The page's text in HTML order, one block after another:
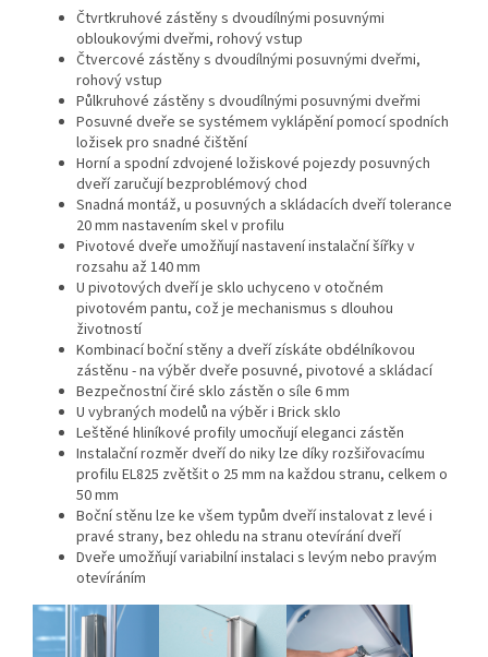
Čtvrtkruhové zástěny s dvoudílnými posuvnými
obloukovými dveřmi, rohový vstup
Čtvercové zástěny s dvoudílnými posuvnými dveřmi,
rohový vstup
Půlkruhové zástěny s dvoudílnými posuvnými dveřmi
Posuvné dveře se systémem vyklápění pomocí spodních
ložisek pro snadné čištění
Horní a spodní zdvojené ložiskové pojezdy posuvných
dveří zaručují bezproblémový chod
Snadná montáž, u posuvných a skládacích dveří tolerance
20 mm nastavením skel v profilu
Pivotové dveře umožňují nastavení instalační šířky v
rozsahu až 140 mm
U pivotových dveří je sklo uchyceno v otočném
pivotovém pantu, což je mechanismus s dlouhou
životností
Kombinací boční stěny a dveří získáte obdélníkovou
zástěnu - na výběr dveře posuvné, pivotové a skládací
Bezpečnostní čiré sklo zástěn o síle 6 mm
U vybraných modelů na výběr i Brick sklo
Leštěné hliníkové profily umocňují eleganci zástěn
Instalační rozměr dveří do niky lze díky rozšiřovacímu
profilu EL825 zvětšit o 25 mm na každou stranu, celkem o
50 mm
Boční stěnu lze ke všem typům dveří instalovat z levé i
pravé strany, bez ohledu na stranu otevírání dveří
Dveře umožňují variabilní instalaci s levým nebo pravým
otevíráním